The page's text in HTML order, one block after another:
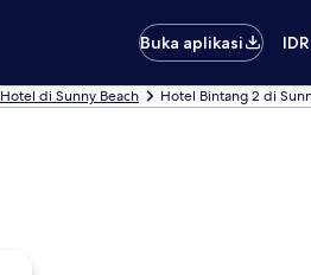
Buka aplikasi
IDR
Hotel di Sunny Beach Hotel Bintang 2 di